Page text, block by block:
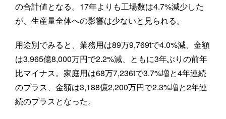
の合計値となる。17年よりも工場数は4.7%減少した
が、生産量全体への影響は少ないと見られる。
用途別でみると、業務用は89万9,769tで4.0%減、金額
は3,965億8,000万円で2.2%減、ともに3年ぶりの前年
比マイナス。家庭用は68万7,236tで3.7%増と4年連続
のプラス、金額は3,188億2,200万円で2.3%増と2年連
続のプラスとなった。